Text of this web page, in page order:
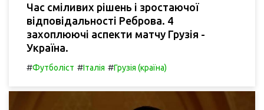
Час сміливих рішень і зростаючої
відповідальності Реброва. 4
захоплюючі аспекти матчу Грузія -
Україна.
#Футболіст #Італія #Грузія (країна)